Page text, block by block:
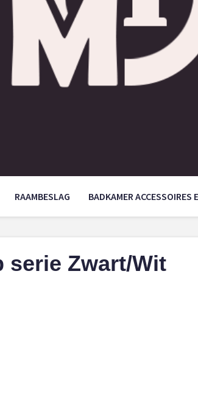
RAAMBESLAG BADKAMER ACCESSOIRES
serie Zwart/Wit